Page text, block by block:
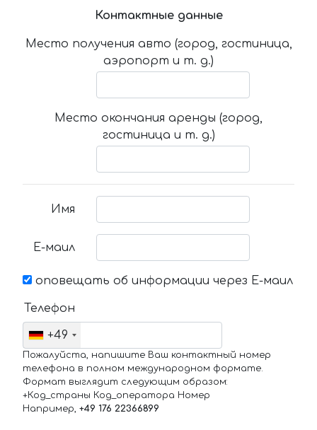
Контактные данные
Место получения авто (город, гостиница,
аэропорт и т. д.)
Место окончания аренды (город,
гостиница и т. д.)
Имя
Е-маил
оповещать об информации через Е-маил
Телефон
+49
Пожалуйста, напишите Ваш контактный номер
телефона в полном международном формате.
Формат выглядит следующим образом:
+Код_страны Код_оператора Номер
Например, +49 176 22366899